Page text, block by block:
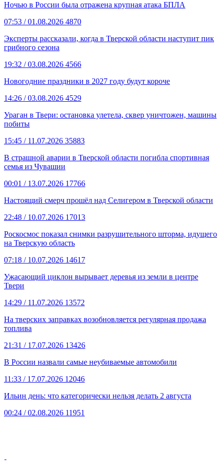
Ночью в России была отражена крупная атака БПЛА
07:53 / 01.08.2026 4870
Эксперты рассказали, когда в Тверской области наступит пик
грибного сезона
19:32 / 03.08.2026 4566
Новогодние праздники в 2027 году будут короче
14:26 / 03.08.2026 4529
Ураган в Твери: остановка улетела, сквер уничтожен, машины
побиты
15:45 / 11.07.2026 35883
В страшной аварии в Тверской области погибла спортивная
семья из Чувашии
00:01 / 13.07.2026 17766
Настоящий смерч прошёл над Селигером в Тверской области
22:48 / 10.07.2026 17013
Роскосмос показал снимки разрушительного шторма, идущего
на Тверскую область
07:18 / 10.07.2026 14617
Ужасающий циклон вырывает деревья из земли в центре
Твери
14:29 / 11.07.2026 13572
На тверских заправках возобновляется регулярная продажа
топлива
21:31 / 17.07.2026 13426
В России назвали самые неубиваемые автомобили
11:33 / 17.07.2026 12046
Ильин день: что категорически нельзя делать 2 августа
00:24 / 02.08.2026 11951